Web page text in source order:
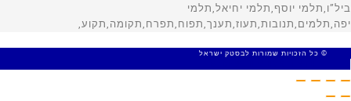
© כל הזכויות שמורות לבסטק ישראל